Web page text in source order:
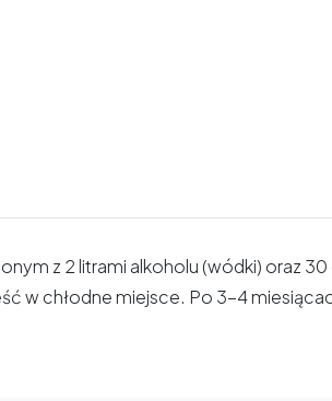
z 2 litrami alkoholu (wódki) oraz
w chłodne miejsce. Po 3-4